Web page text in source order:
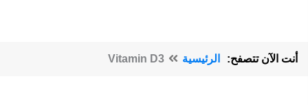
أنت الآن تتصفح: الرئيسية Vitamin D3